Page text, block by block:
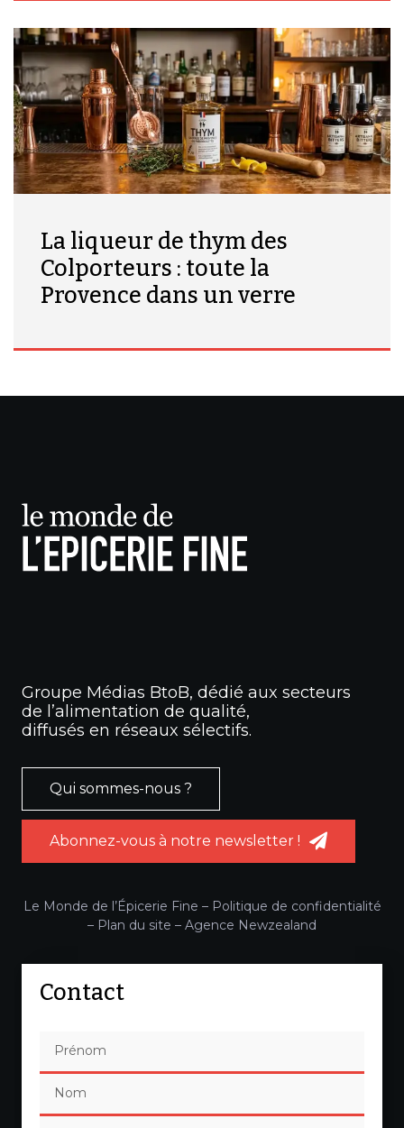
La liqueur de thym des
Colporteurs : toute la
Provence dans un verre
Groupe Médias BtoB, dédié aux secteurs
de l’alimentation de qualité,
diffusés en réseaux sélectifs.
Qui sommes-nous ?
Abonnez-vous à notre newsletter !
Le Monde de l’Épicerie Fine – Politique de confidentialité
– Plan du site – Agence Newzealand
Contact